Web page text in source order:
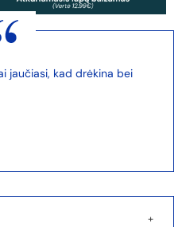
jaučiasi, kad drėkina bei